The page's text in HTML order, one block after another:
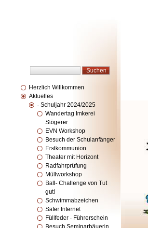
Herzlich Willkommen
Aktuelles
- Schuljahr 2024/2025
Wandertag Imkerei
Stögerer
EVN Workshop
Besuch der Schulanfänger
Erstkommunion
Theater mit Horizont
Radfahrprüfung
Müllworkshop
Ball- Challenge von Tut
gut!
Schwimmabzeichen
Safer Internet
Füllfeder - Führerschein
Besuch Seminarbäuerin